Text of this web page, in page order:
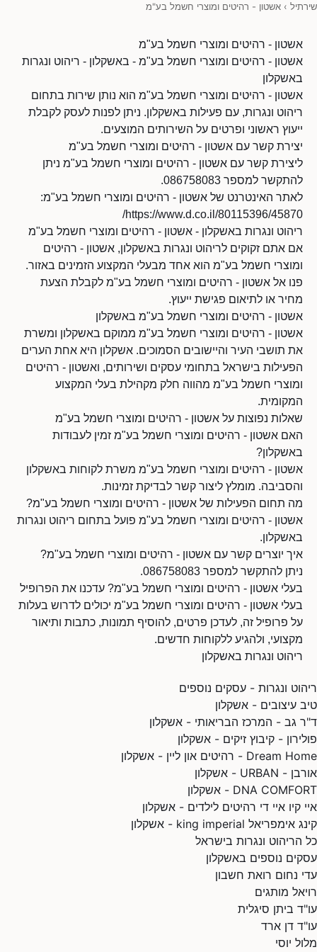
שירתיל › אשטון - רהיטים ומוצרי חשמל בע"מ
אשטון - רהיטים ומוצרי חשמל בע"מ
אשטון - רהיטים ומוצרי חשמל בע"מ - באשקלון - ריהוט ונגרות
באשקלון
אשטון - רהיטים ומוצרי חשמל בע"מ הוא נותן שירות בתחום
ריהוט ונגרות, עם פעילות באשקלון. ניתן לפנות לעסק לקבלת
ייעוץ ראשוני ופרטים על השירותים המוצעים.
יצירת קשר עם אשטון - רהיטים ומוצרי חשמל בע"מ
ליצירת קשר עם אשטון - רהיטים ומוצרי חשמל בע"מ ניתן
להתקשר למספר 086758083.
לאתר האינטרנט של אשטון - רהיטים ומוצרי חשמל בע"מ:
https://www.d.co.il/80115396/45870/
ריהוט ונגרות באשקלון - אשטון - רהיטים ומוצרי חשמל בע"מ
אם אתם זקוקים לריהוט ונגרות באשקלון, אשטון - רהיטים
ומוצרי חשמל בע"מ הוא אחד מבעלי המקצוע הזמינים באזור.
פנו אל אשטון - רהיטים ומוצרי חשמל בע"מ לקבלת הצעת
מחיר או לתיאום פגישת ייעוץ.
אשטון - רהיטים ומוצרי חשמל בע"מ באשקלון
אשטון - רהיטים ומוצרי חשמל בע"מ ממוקם באשקלון ומשרת
את תושבי העיר והיישובים הסמוכים. אשקלון היא אחת הערים
הפעילות בישראל בתחומי עסקים ושירותים, ואשטון - רהיטים
ומוצרי חשמל בע"מ מהווה חלק מקהילת בעלי המקצוע
המקומית.
שאלות נפוצות על אשטון - רהיטים ומוצרי חשמל בע"מ
האם אשטון - רהיטים ומוצרי חשמל בע"מ זמין לעבודות
באשקלון?
אשטון - רהיטים ומוצרי חשמל בע"מ משרת לקוחות באשקלון
והסביבה. מומלץ ליצור קשר לבדיקת זמינות.
מה תחום הפעילות של אשטון - רהיטים ומוצרי חשמל בע"מ?
אשטון - רהיטים ומוצרי חשמל בע"מ פועל בתחום ריהוט ונגרות
באשקלון.
איך יוצרים קשר עם אשטון - רהיטים ומוצרי חשמל בע"מ?
ניתן להתקשר למספר 086758083.
בעלי אשטון - רהיטים ומוצרי חשמל בע"מ? עדכנו את הפרופיל
בעלי אשטון - רהיטים ומוצרי חשמל בע"מ יכולים לדרוש בעלות
על פרופיל זה, לעדכן פרטים, להוסיף תמונות, כתבות ותיאור
מקצועי, ולהגיע ללקוחות חדשים.
ריהוט ונגרות באשקלון
ריהוט ונגרות - עסקים נוספים
טיב עיצובים - אשקלון
ד"ר גב - המרכז הבריאותי - אשקלון
פולירון - קיבוץ זיקים - אשקלון
Dream Home - רהיטים און ליין - אשקלון
אורבן - URBAN - אשקלון
DNA COMFORT - אשקלון
איי קיו איי די רהיטים לילדים - אשקלון
קינג אימפריאל king imperial - אשקלון
כל הריהוט ונגרות בישראל
עסקים נוספים באשקלון
עדי נחום רואת חשבון
רויאל מותגים
עו"ד ביתן סיגלית
עו"ד דן ארד
מלול יוסי